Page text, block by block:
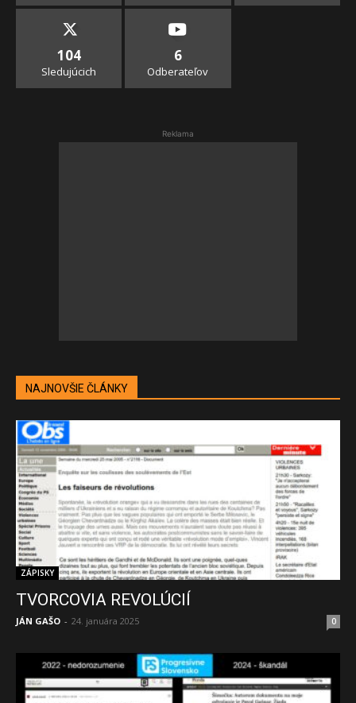
104
Sledujúcich
6
Odberateľov
Reklama
NAJNOVŠIE ČLÁNKY
ZÁPISKY
TVORCOVIA REVOLÚCIÍ
JÁN GAŠO - 24. januára 2025 0